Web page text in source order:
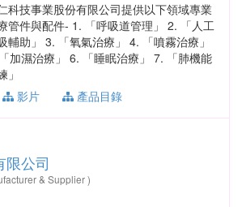
科技事業股份有限公司提供以下領域專業
管件與配件- 1. 「呼吸道管理」 2. 「人工
輔助」 3. 「氧氣治療」 4. 「噴霧治療」
加濕治療」 6. 「睡眠治療」 7. 「肺機能
」
影片 產品目錄
限公司
& Supplier )